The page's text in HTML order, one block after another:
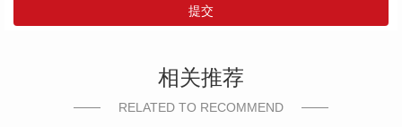
提交
相关推荐
RELATED TO RECOMMEND